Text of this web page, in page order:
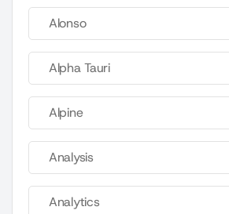
Alonso
Alpha Tauri
Alpine
Analysis
Analytics